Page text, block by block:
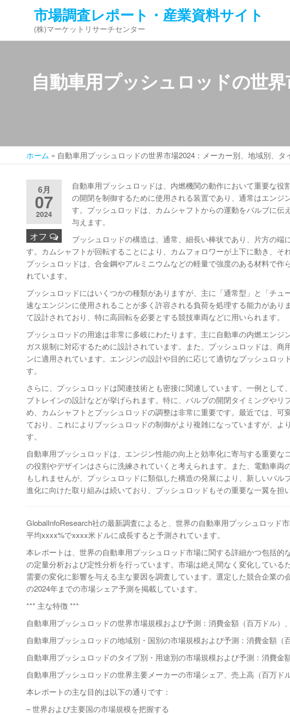
ン
市場調査レポート・産業資料サイト
(株)マーケットリサーチセンター
自動車用プッシュロッドの世
ホーム » 自動車用プッシュロッドの世界市場2024：メーカー別、地域別、タ
6月
07
2024
オフ
自動車用プッシュロッドは、内燃機関の動作において重要な
の開閉を制御するために使用される装置であり、通常はエン
す。プッシュロッドは、カムシャフトからの運動をバルブに
与えます。
プッシュロッドの構造は、通常、細長い棒状であり、片方の
す。カムシャフトが回転することにより、カムフォロワーが上下に動き、そ
プッシュロッドは、合金鋼やアルミニウムなどの軽量で強度のある材料で
れています。
プッシュロッドにはいくつかの種類がありますが、主に「通常型」と「チ
速なエンジンに使用されることが多く許容される負荷を処理する能力があ
て設計されており、特に高回転を必要とする競技車両などに用いられます。
プッシュロッドの用途は非常に多岐にわたります。主に自動車の内燃エン
ガス規制に対応するために設計されています。また、プッシュロッドは、
ンに適用されています。エンジンの設計や目的に応じて適切なプッシュロ
す。
さらに、プッシュロッドは関連技術とも密接に関連しています。一例とし
ブトレインの設計などが挙げられます。特に、バルブの開閉タイミングや
め、カムシャフトとプッシュロッドの調整は非常に重要です。最近では、可
ており、これによりプッシュロッドの制御がより複雑になっていますが、
す。
自動車用プッシュロッドは、エンジン性能の向上と効率化に寄与する重要
の役割やデザインはさらに洗練されていくと考えられます。また、電動車
もしれませんが、プッシュロッドに類似した構造の発展により、新しいバ
進化に向けた取り組みは続いており、プッシュロッドもその重要な一翼を担
GlobalInfoResearch社の最新調査によると、世界の自動車用プッシュロッド
平均xxxx%でxxxx米ドルに成長すると予測されています。
本レポートは、世界の自動車用プッシュロッド市場に関する詳細かつ包括
の定量分析および定性分析を行っています。市場は絶え間なく変化してい
需要の変化に影響を与える主な要因を調査しています。選定した競合企業
の2024年までの市場シェア予測を掲載しています。
*** 主な特徴 ***
自動車用プッシュロッドの世界市場規模および予測：消費金額（百万ドル）
自動車用プッシュロッドの地域別・国別の市場規模および予測：消費金額
自動車用プッシュロッドのタイプ別・用途別の市場規模および予測：消費
自動車用プッシュロッドの世界主要メーカーの市場シェア、売上高（百万ド
本レポートの主な目的は以下の通りです：
– 世界および主要国の市場規模を把握する